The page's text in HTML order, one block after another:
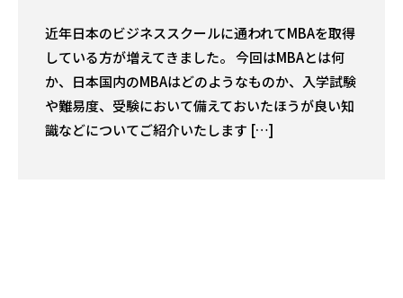
近年日本のビジネススクールに通われてMBAを取得
している方が増えてきました。 今回はMBAとは何
か、日本国内のMBAはどのようなものか、入学試験
や難易度、受験において備えておいたほうが良い知
識などについてご紹介いたします […]